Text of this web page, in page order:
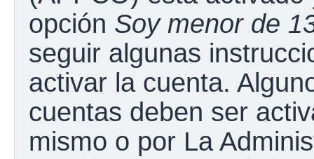
opción Soy menor de
seguir algunas
activar la cuenta.
cuentas deben ser
mismo o por La